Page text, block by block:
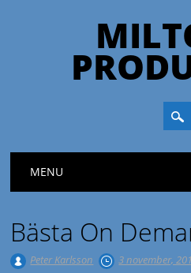
Huvudmeny
MENU
Bästa On
Peter Karlsson 3 november,